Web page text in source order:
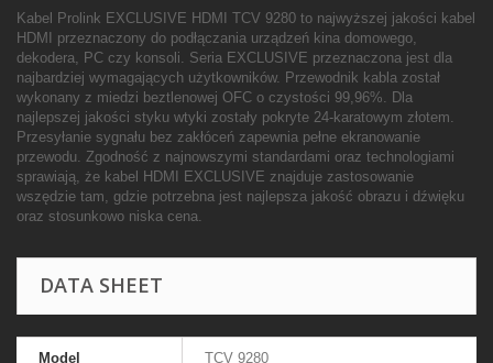
Kabel Prolink EXCLUSIVE HDMI TCV 9280 to najwyższej jakości kabel
HDMI przeznaczony do podłączania urządzeń kina domowego,
dekodera, PC czy konsoli. Seria EXCLUSIVE przeznaczona jest dla
najbardziej wymagających użytkowników. Przewodnik kabla został
wykonany z miedzi beztlenowej OFC o czystości 99,96%. Dla
najlepszej jakości styku wtyki zostały pokryte 24-karatowym złotem.
Przesyłanie sygnału bez zakłóceń zapewnia pełne ekranowanie
przewodu. Zgodność z najnowszymi standardami oraz technologiami
sprawiają, że kabel HDMI EXCLUSIVE znajduje zastosowanie
wszędzie tam, gdzie potrzebna jest najlepsza jakość obrazu i dźwięku
oraz stosunkowo niska cena.
DATA SHEET
Model TCV 9280